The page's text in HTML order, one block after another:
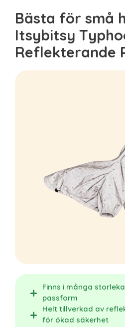
Bästa för små
Itsybitsy
Reflekterande
Finns i många
passform
Helt tillverkad av
för ökad säkerhet